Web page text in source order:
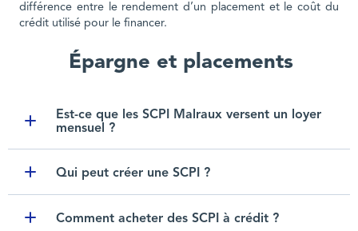
différence entre le rendement d’un placement et le coût du
crédit utilisé pour le financer.
Épargne et placements
Est-ce que les SCPI Malraux versent un loyer
mensuel ?
Qui peut créer une SCPI ?
Comment acheter des SCPI à crédit ?